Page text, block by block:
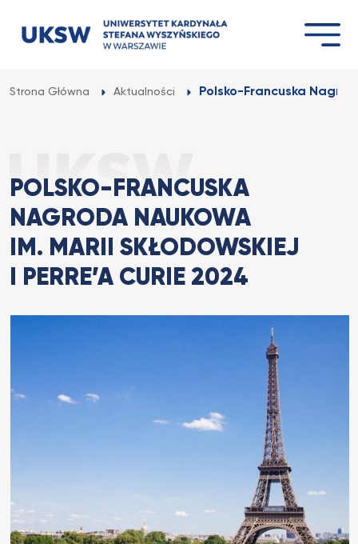
Strona Główna Aktualności Polsko-Francuska
POLSKO-FRANCUSKA
NAGRODA NAUKOWA
IM. MARII SKŁODOWSKIEJ
I PERRE’A CURIE 2024